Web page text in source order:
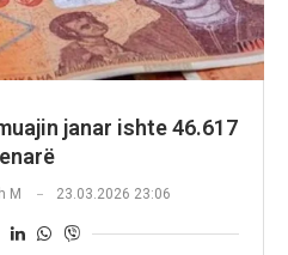
janar ishte 46.617
M 23.03.2026 23:06